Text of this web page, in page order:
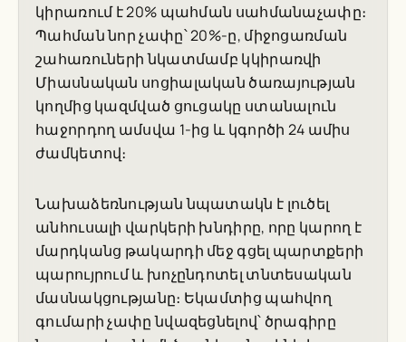
կիրառում է 20% պահման սահմանաչափը։
Պահման նոր չափը՝ 20%-ը, միջոցառման
շահառուների նկատմամբ կկիրառվի
Միասնական սոցիալական ծառայության
կողմից կազմված ցուցակը ստանալուն
հաջորդող ամսվա 1-ից և կգործի 24 ամիս
ժամկետով։
Նախաձեռնության նպատակն է լուծել
անհուսալի վարկերի խնդիրը, որը կարող է
մարդկանց թակարդի մեջ գցել պարտքերի
պարույրում և խոչընդոտել տնտեսական
մասնակցությանը։ Եկամտից պահվող
գումարի չափը նվազեցնելով՝ ծրագիրը